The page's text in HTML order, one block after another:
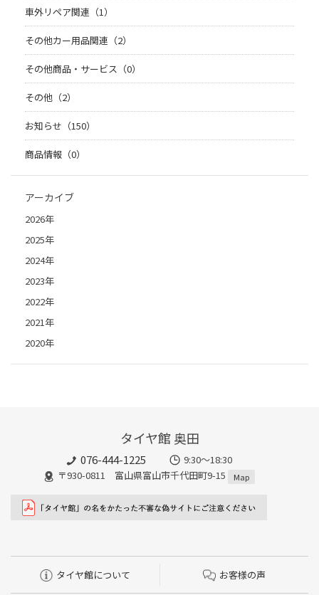
車外リペア関連（1）
その他カー用品関連（2）
その他商品・サービス（0）
その他（2）
お知らせ（150）
商品情報（0）
アーカイブ
2026年
2025年
2024年
2023年
2022年
2021年
2020年
タイヤ館 奥田
076-444-1225
9:30～18:30
〒930-0811 富山県富山市千代田町9-15
Map
タイヤ館について お客様の声